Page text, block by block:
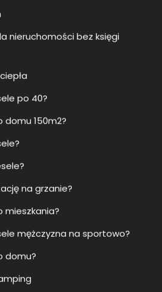
po 40?
150m2?
na grzanie?
mężczyzna na sportowo?
domu?
nierdzewnej?
jako gość?